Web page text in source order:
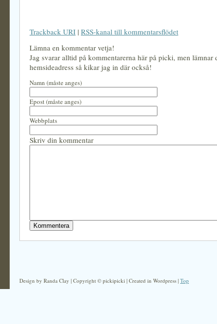
Trackback URI | RSS-kanal till kommentarsflödet
Lämna en kommentar vetja!
Jag svarar alltid på kommentarerna här på picki, men lämnar
hemsideadress så kikar jag in där också!
Namn (måste anges)
Epost (måste anges)
Webbplats
Skriv din kommentar
Design by Randa Clay | Copyright © pickipicki | Created in Wordpress | Top